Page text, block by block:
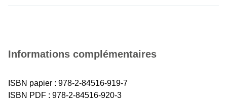
Informations complémentaires
ISBN papier : 978-2-84516-919-7
ISBN PDF : 978-2-84516-920-3